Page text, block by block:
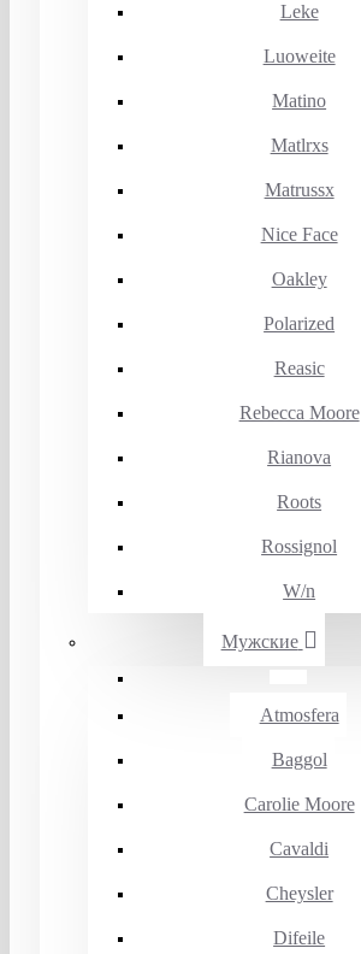
Leke
Luoweite
Matino
Matlrxs
Matrussx
Nice Face
Oakley
Polarized
Reasic
Rebecca Moore
Rianova
Roots
Rossignol
W/n
Мужские
Atmosfera
Baggol
Carolie Moore
Cavaldi
Cheysler
Difeile